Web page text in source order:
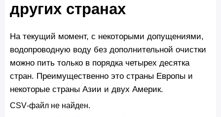
других странах
На текущий момент, с некоторыми допущениями,
водопроводную воду без дополнительной очистки
можно пить только в порядка четырех десятка
стран. Преимущественно это страны Европы и
некоторые страны Азии и двух Америк.
CSV‑файл не найден.